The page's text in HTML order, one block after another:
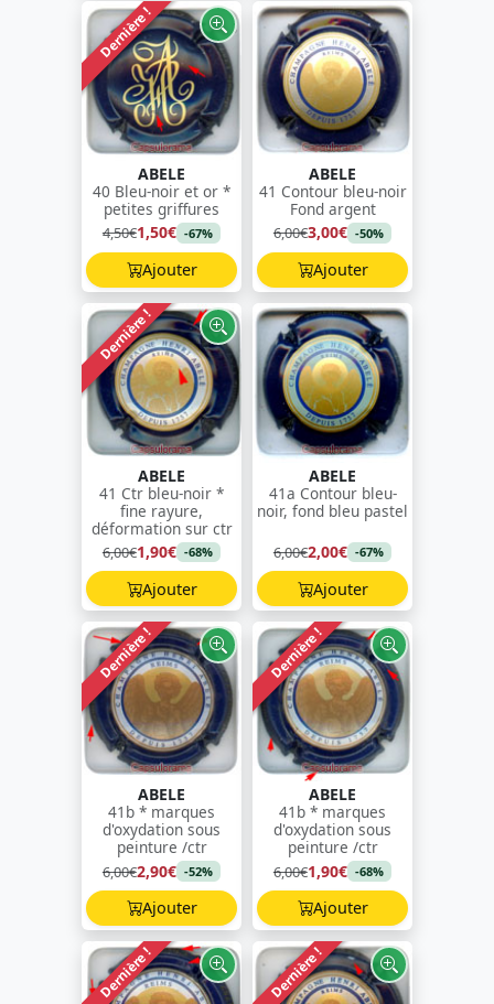
Dernière !
ABELE
40 Bleu-noir et or *
petites griffures
4,50€1,50€ -67%
Ajouter
ABELE
41 Contour bleu-noir
Fond argent
6,00€3,00€ -50%
Ajouter
Dernière !
ABELE
41 Ctr bleu-noir *
fine rayure,
déformation sur ctr
6,00€1,90€ -68%
Ajouter
ABELE
41a Contour bleu-
noir, fond bleu pastel
6,00€2,00€ -67%
Ajouter
Dernière !
ABELE
41b * marques
d'oxydation sous
peinture /ctr
6,00€2,90€ -52%
Ajouter
Dernière !
ABELE
41b * marques
d'oxydation sous
peinture /ctr
6,00€1,90€ -68%
Ajouter
Dernière ! Dernière !